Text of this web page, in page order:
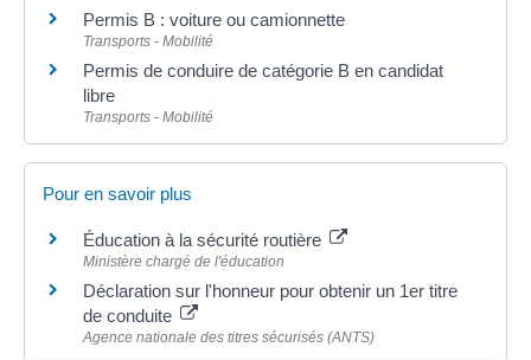
Permis B : voiture ou camionnette
Transports - Mobilité
Permis de conduire de catégorie B en candidat
libre
Transports - Mobilité
Pour en savoir plus
Éducation à la sécurité routière
Ministère chargé de l'éducation
Déclaration sur l'honneur pour obtenir un 1er titre
de conduite
Agence nationale des titres sécurisés (ANTS)